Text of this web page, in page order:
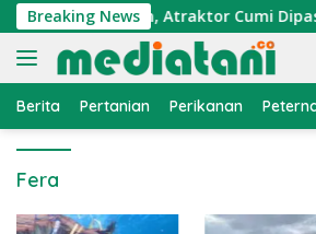
Langsung
ke
konten
Breaking News
Nelayan, Atraktor Cumi
Berita Pertanian Perikanan
Fera